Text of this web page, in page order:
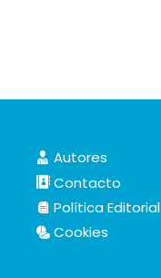
Autores
Contacto
Política Editorial
Cookies